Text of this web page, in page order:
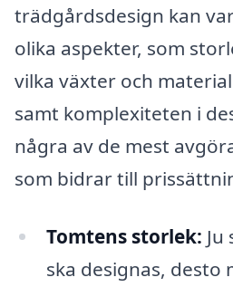
trädgårdsdesign kan
olika aspekter, som
vilka växter och
samt komplexiteten i
några av de mest
som bidrar till
Tomtens storlek:
ska designas, desto